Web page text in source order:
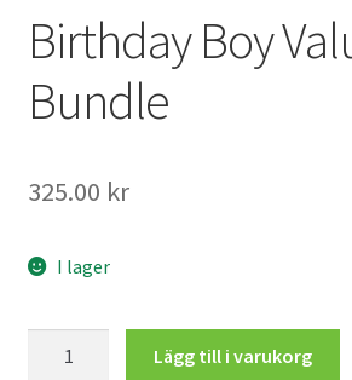
Birthday Boy
Bundle
325.00 kr
I lager
Lägg till i varukorg